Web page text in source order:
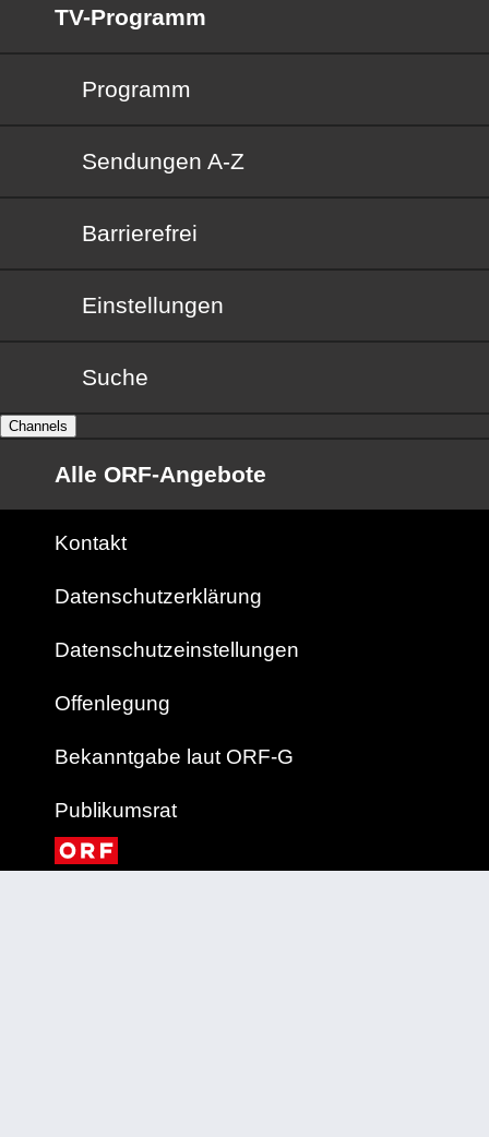
TV-Programm
Programm
Sendungen von A bis Z
Sendungen A-Z
Barrierefrei
Barrierefrei
Einstellungen
Suche
Channels
Alle ORF-Angebote
Kontakt
Datenschutzerklärung
Datenschutzeinstellungen
Offenlegung
Bekanntgabe laut ORF-G
Publikumsrat